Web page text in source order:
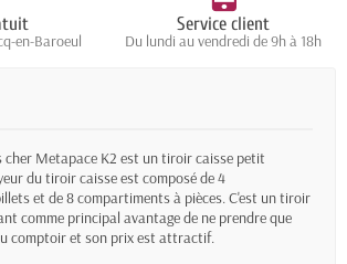
en-Baroeul
Service client
Du lundi au vendredi de 9h à 18h
cher Metapace K2 est un tiroir caisse petit
du tiroir caisse est composé de 4
et de 8 compartiments à pièces. C'est un tiroir
comme principal avantage de ne prendre que
comptoir et son prix est attractif.